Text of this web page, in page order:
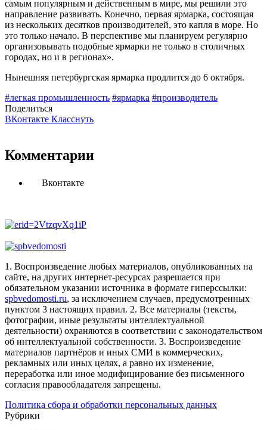
самым популярным и действенным в мире, мы решили это
направление развивать. Конечно, первая ярмарка, состоящая
из нескольких десятков производителей, это капля в море. Но
это только начало. В перспективе мы планируем регулярно
организовывать подобные ярмарки не только в столичных
городах, но и в регионах».
Нынешняя петербургская ярмарка продлится до 6 октября.
#легкая промышленность #ярмарка #производитель
Поделиться
ВКонтакте Класснуть
Комментарии
Вконтакте
1. Воспроизведение любых материалов, опубликованных на
сайте, на других интернет-ресурсах разрешается при
обязательном указании источника в формате гиперссылки:
spbvedomosti.ru, за исключением случаев, предусмотренных
пунктом 3 настоящих правил. 2. Все материалы (тексты,
фотографии, иные результаты интеллектуальной
деятельности) охраняются в соответствии с законодательством
об интеллектуальной собственности. 3. Воспроизведение
материалов партнёров и иных СМИ в коммерческих,
рекламных или иных целях, а равно их изменение,
переработка или иное модифицирование без письменного
согласия правообладателя запрещены.
Политика сбора и обработки персональных данных
Рубрики